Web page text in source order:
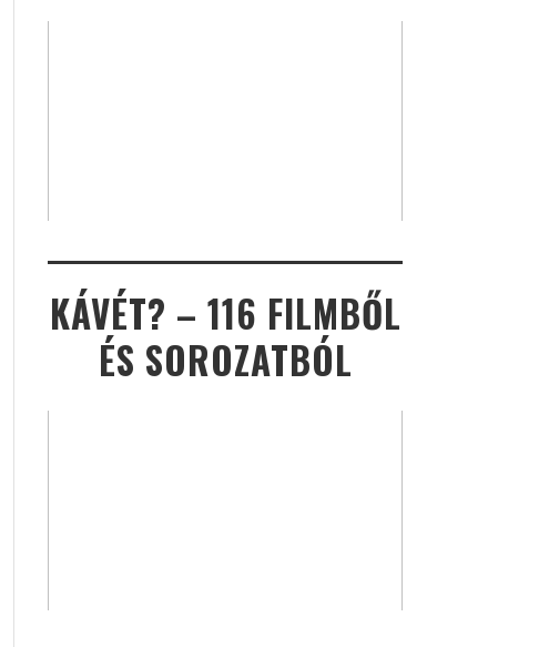
KÁVÉT? – 116 FILMBŐL
ÉS SOROZATBÓL